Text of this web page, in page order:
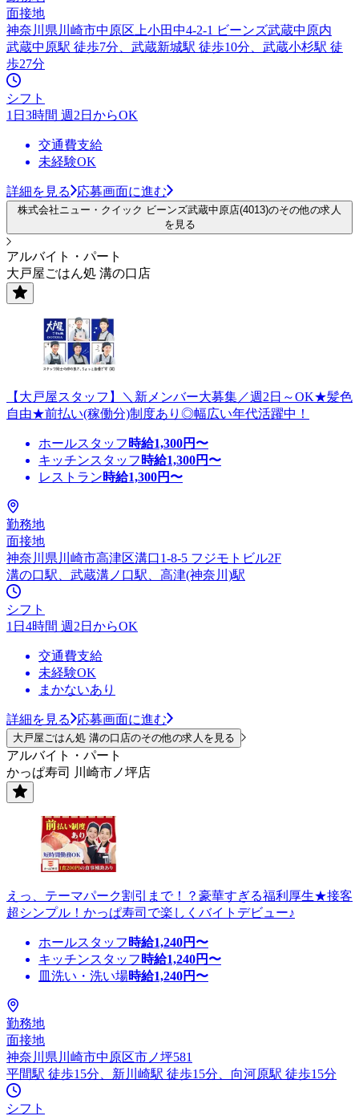
面接地
神奈川県川崎市中原区上小田中4-2-1 ビーンズ武蔵中原内
武蔵中原駅 徒歩7分、武蔵新城駅 徒歩10分、武蔵小杉駅 徒
歩27分
シフト
1日3時間 週2日からOK
交通費支給
未経験OK
詳細を見る 応募画面に進む
株式会社ニュー・クイック ビーンズ武蔵中原店(4013)のその他の求人
を見る
アルバイト・パート
大戸屋ごはん処 溝の口店
【大戸屋スタッフ】＼新メンバー大募集／週2日～OK★髪色
自由★前払い(稼働分)制度あり◎幅広い年代活躍中！
ホールスタッフ 時給1,300円〜
キッチンスタッフ 時給1,300円〜
レストラン時給1,300円〜
勤務地
面接地
神奈川県川崎市高津区溝口1-8-5 フジモトビル2F
溝の口駅、武蔵溝ノ口駅、高津(神奈川)駅
シフト
1日4時間 週2日からOK
交通費支給
未経験OK
まかないあり
詳細を見る 応募画面に進む
大戸屋ごはん処 溝の口店のその他の求人を見る
アルバイト・パート
かっぱ寿司 川崎市ノ坪店
えっ、テーマパーク割引まで！？豪華すぎる福利厚生★接客
超シンプル！かっぱ寿司で楽しくバイトデビュー♪
ホールスタッフ 時給1,240円〜
キッチンスタッフ 時給1,240円〜
皿洗い・洗い場時給1,240円〜
勤務地
面接地
神奈川県川崎市中原区市ノ坪581
平間駅 徒歩15分、新川崎駅 徒歩15分、向河原駅 徒歩15分
シフト